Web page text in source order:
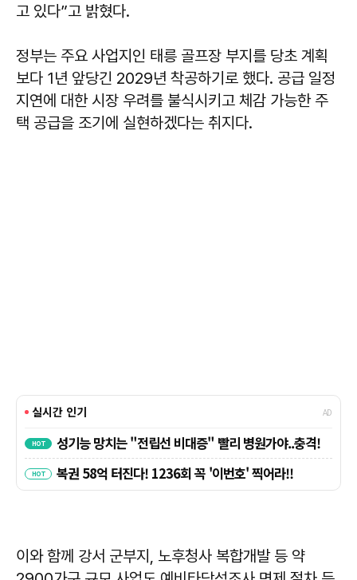
고 있다”고 밝혔다.
정부는 주요 사업지인 태릉 골프장 부지를 당초 계획
보다 1년 앞당긴 2029년 착공하기로 했다. 공급 일정
지연에 대한 시장 우려를 불식시키고 체감 가능한 주
택 공급을 조기에 실현하겠다는 취지다.
이와 함께 강서 군부지, 노후청사 복합개발 등 약